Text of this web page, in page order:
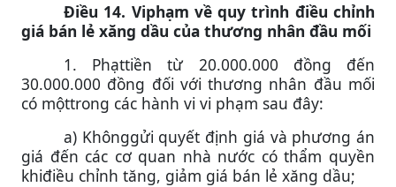
Điều 14. Viphạm về quy trình điều chỉnh
giá bán lẻ xăng dầu của thương nhân đầu mối
1. Phạttiền từ 20.000.000 đồng đến
30.000.000 đồng đối với thương nhân đầu mối
có mộttrong các hành vi vi phạm sau đây:
a) Khônggửi quyết định giá và phương án
giá đến các cơ quan nhà nước có thẩm quyền
khiđiều chỉnh tăng, giảm giá bán lẻ xăng dầu;